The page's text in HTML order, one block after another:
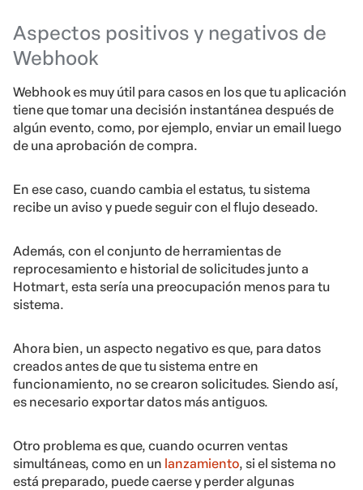
Aspectos positivos y negativos de
Webhook
Webhook es muy útil para casos en los que tu aplicación
tiene que tomar una decisión instantánea después de
algún evento, como, por ejemplo, enviar un email luego
de una aprobación de compra.
En ese caso, cuando cambia el estatus, tu sistema
recibe un aviso y puede seguir con el flujo deseado.
Además, con el conjunto de herramientas de
reprocesamiento e historial desolicitudes junto a
Hotmart, esta sería una preocupación menos para tu
sistema.
Ahora bien, un aspecto negativo es que, para datos
creados antes de que tu sistema entre en
funcionamiento, no se crearon solicitudes. Siendo así,
es necesario exportar datos más antiguos.
Otro problema es que, cuando ocurren ventas
simultáneas, como en un lanzamiento, si el sistema no
está preparado, puede caerse y perder algunas